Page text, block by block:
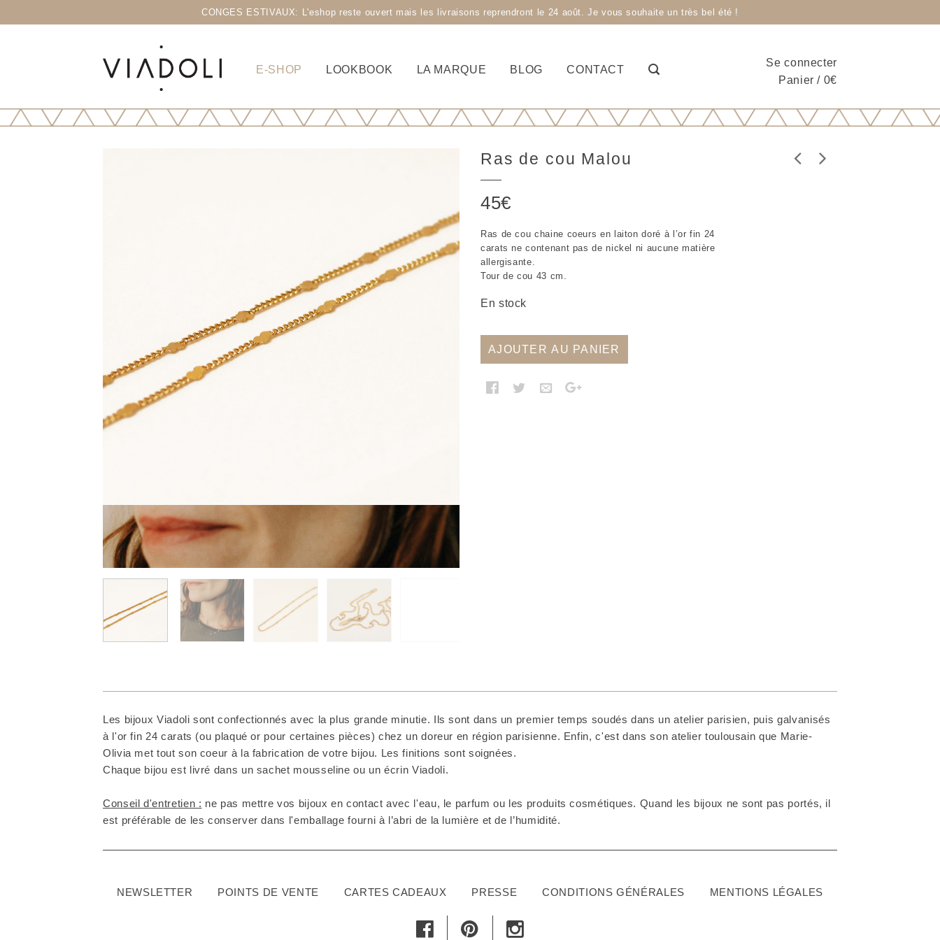
CONGES ESTIVAUX: L'eshop reste ouvert mais les livraisons reprendront le 24 août. Je vous souhaite un très bel été !
E-SHOP LOOKBOOK LA MARQUE BLOG CONTACT
Se connecter
Panier / 0€
Ras de cou Malou
45€
Ras de cou chaine coeurs en laiton doré à l’or fin 24
carats ne contenant pas de nickel ni aucune matière
allergisante.
Tour de cou 43 cm.
En stock
AJOUTER AU PANIER
Les bijoux Viadoli sont confectionnés avec la plus grande minutie. Ils sont dans un premier temps soudés dans un atelier parisien, puis galvanisés
à l'or fin 24 carats (ou plaqué or pour certaines pièces) chez un doreur en région parisienne. Enfin, c'est dans son atelier toulousain que Marie-
Olivia met tout son coeur à la fabrication de votre bijou. Les finitions sont soignées.
Chaque bijou est livré dans un sachet mousseline ou un écrin Viadoli.
Conseil d'entretien : ne pas mettre vos bijoux en contact avec l'eau, le parfum ou les produits cosmétiques. Quand les bijoux ne sont pas portés, il
est préférable de les conserver dans l'emballage fourni à l’abri de la lumière et de l’humidité.
NEWSLETTER POINTS DE VENTE CARTES CADEAUX PRESSE CONDITIONS GÉNÉRALES MENTIONS LÉGALES